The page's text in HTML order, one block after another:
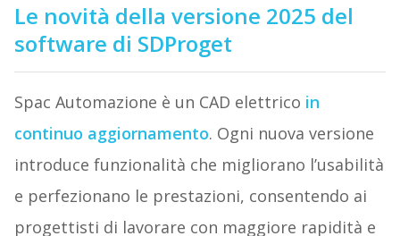
Le novità della versione 2025 del
software di SDProget
Spac Automazione è un CAD elettrico in
continuo aggiornamento. Ogni nuova versione
introduce funzionalità che migliorano l’usabilità
e perfezionano le prestazioni, consentendo ai
progettisti di lavorare con maggiore rapidità e